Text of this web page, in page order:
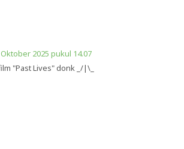
Oktober 2025 pukul 14.07
"Past Lives" donk _/|\_